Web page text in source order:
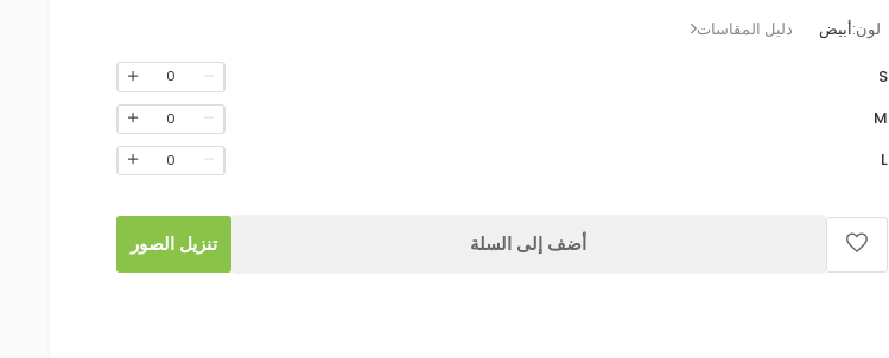
لون:أبيض دليل المقاسات
S
0
M
0
L
0
أضف إلى السلة تنزيل الصور